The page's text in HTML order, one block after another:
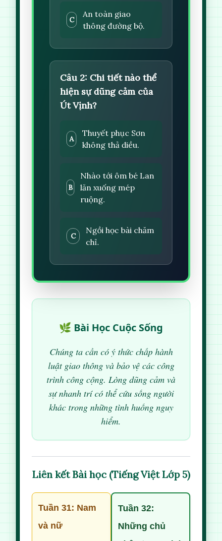
C
An toàn giao
thông đường bộ.
Câu 2: Chi tiết nào thể
hiện sự dũng cảm của
Út Vịnh?
A
Thuyết phục Sơn
không thả diều.
B
Nhào tới ôm bé Lan
lăn xuống mép
ruộng.
C
Ngồi học bài chăm
chỉ.
🌿 Bài Học Cuộc Sống
Chúng ta cần có ý thức chấp hành
luật giao thông và bảo vệ các công
trình công cộng. Lòng dũng cảm và
sự nhanh trí có thể cứu sống người
khác trong những tình huống nguy
hiểm.
Liên kết Bài học (Tiếng Việt Lớp 5)
Tuần 31: Nam
và nữ
Tuần 32:
Những chủ